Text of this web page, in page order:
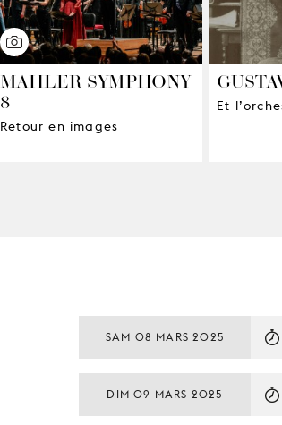
MAHLER SYMPHONY
8
Retour en images
Et
SAM 08 MARS 2025
DIM 09 MARS 2025